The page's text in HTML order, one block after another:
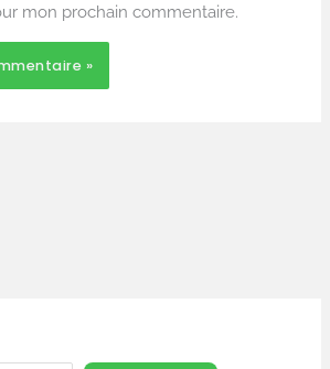
mon prochain commentaire.